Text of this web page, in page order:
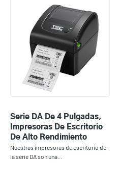
Serie DA De 4 Pulgadas,
Impresoras De Escritorio
De Alto Rendimiento
Nuestras impresoras de escritorio de
la serie DA son una...